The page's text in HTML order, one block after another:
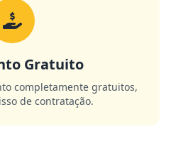
Gratuito
completamente gratuitos,
de contratação.